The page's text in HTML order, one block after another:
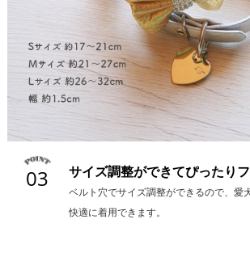
03 サイズ調整ができてぴったり
ベルト穴でサイズ調整ができるので、愛
快適に着用できます。